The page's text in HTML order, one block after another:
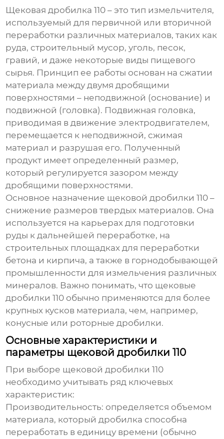
Щековая дробилка 110 – это тип измельчителя,
используемый для первичной или вторичной
переработки различных материалов, таких как
руда, строительный мусор, уголь, песок,
гравий, и даже некоторые виды пищевого
сырья. Принцип ее работы основан на сжатии
материала между двумя дробящими
поверхностями – неподвижной (основание) и
подвижной (головка). Подвижная головка,
приводимая в движение электродвигателем,
перемещается к неподвижной, сжимая
материал и разрушая его. Полученный
продукт имеет определенный размер,
который регулируется зазором между
дробящими поверхностями.
Основное назначение щековой дробилки 110 –
снижение размеров твердых материалов. Она
используется на карьерах для подготовки
руды к дальнейшей переработке, на
строительных площадках для переработки
бетона и кирпича, а также в горнодобывающей
промышленности для измельчения различных
минералов. Важно понимать, что щековые
дробилки 110 обычно применяются для более
крупных кусков материала, чем, например,
конусные или роторные дробилки.
Основные характеристики и
параметры щековой дробилки 110
При выборе щековой дробилки 110
необходимо учитывать ряд ключевых
характеристик:
Производительность: определяется объемом
материала, который дробилка способна
переработать в единицу времени (обычно